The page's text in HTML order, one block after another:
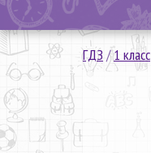
ГДЗ /1 класс